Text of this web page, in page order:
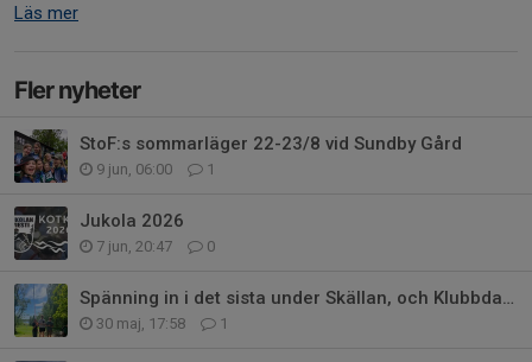
Läs mer
Fler nyheter
StoF:s sommarläger 22-23/8 vid Sundby Gård
9 jun, 06:00 1
Jukola 2026
7 jun, 20:47 0
Spänning in i det sista under Skällan, och Klubbdagen
30 maj, 17:58 1